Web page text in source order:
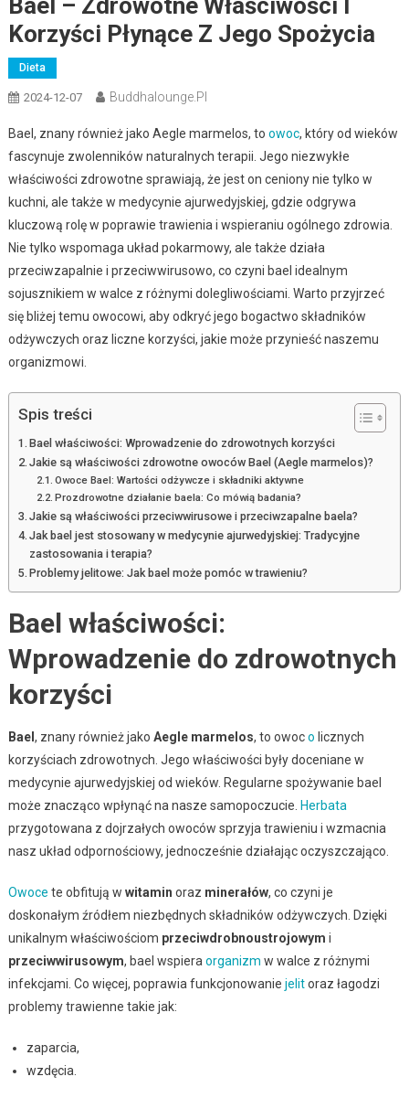
Bael – Zdrowotne Właściwości I
Korzyści Płynące Z Jego Spożycia
Dieta
2024-12-07 Buddhalounge.pl
Bael, znany również jako Aegle marmelos, to owoc, który od wieków
fascynuje zwolenników naturalnych terapii. Jego niezwykłe
właściwości zdrowotne sprawiają, że jest on ceniony nie tylko w
kuchni, ale także w medycynie ajurwedyjskiej, gdzie odgrywa
kluczową rolę w poprawie trawienia i wspieraniu ogólnego zdrowia.
Nie tylko wspomaga układ pokarmowy, ale także działa
przeciwzapalnie i przeciwwirusowo, co czyni bael idealnym
sojusznikiem w walce z różnymi dolegliwościami. Warto przyjrzeć
się bliżej temu owocowi, aby odkryć jego bogactwo składników
odżywczych oraz liczne korzyści, jakie może przynieść naszemu
organizmowi.
Spis treści
Bael właściwości: Wprowadzenie do zdrowotnych korzyści
Jakie są właściwości zdrowotne owoców Bael (Aegle marmelos)?
Owoce Bael: Wartości odżywcze i składniki aktywne
Prozdrowotne działanie baela: Co mówią badania?
Jakie są właściwości przeciwwirusowe i przeciwzapalne baela?
Jak bael jest stosowany w medycynie ajurwedyjskiej: Tradycyjne
zastosowania i terapia?
Problemy jelitowe: Jak bael może pomóc w trawieniu?
Bael właściwości:
Wprowadzenie do zdrowotnych
korzyści
Bael , znany również jako Aegle marmelos, to owoco licznych
korzyściach zdrowotnych. Jego właściwości były doceniane w
medycynie ajurwedyjskiej od wieków. Regularne spożywanie bael
może znacząco wpłynąć na nasze samopoczucie. Herbata
przygotowana z dojrzałych owoców sprzyja trawieniu i wzmacnia
nasz układ odpornościowy, jednocześnie działając oczyszczająco.
Owoce te obfitują w witamin oraz minerałów, co czyni je
doskonałym źródłem niezbędnych składników odżywczych. Dzięki
unikalnym właściwościom przeciwdrobnoustrojowym i
przeciwwirusowym, bael wspieraorganizm w walce z różnymi
infekcjami. Co więcej, poprawia funkcjonowanie jelitoraz łagodzi
problemy trawienne takie jak:
zaparcia,
wzdęcia.